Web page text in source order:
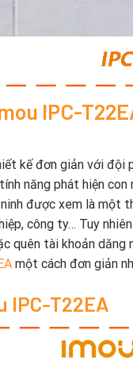
IPC-
kế đơn giản với đội
năng phát hiện
được xem là
công ty… Tuy
quên tài khoản
một cách đơn giản
IPC-T22EA